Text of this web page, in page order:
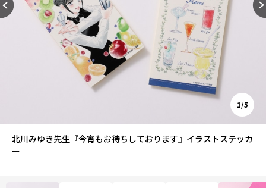
北川みゆき先生『今宵もお待ちしております』イラストステッカ
ー
1/5